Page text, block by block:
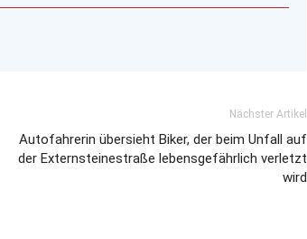
Nächster Artikel
Autofahrerin übersieht Biker, der beim Unfall auf
der Externsteinestraße lebensgefährlich verletzt
wird